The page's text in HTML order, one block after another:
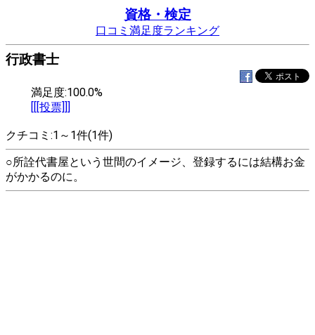
資格・検定
口コミ満足度ランキング
行政書士
満足度:100.0%
[[[投票]]]
クチコミ:1～1件(1件)
○所詮代書屋という世間のイメージ、登録するには結構お金
がかかるのに。